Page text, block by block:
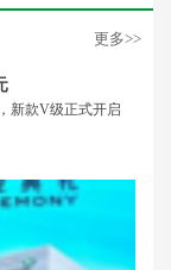
更多>>
新款V级正式开启